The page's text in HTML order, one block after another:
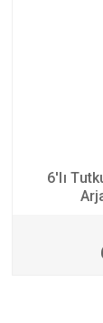
6'lı